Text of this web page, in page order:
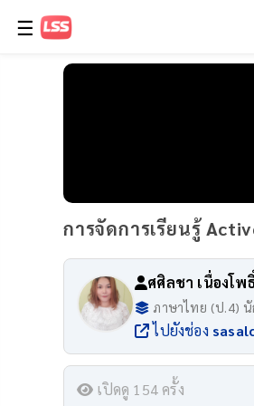
☰
การจัดการเรียนรู้
ศศิลชา เนื่องโพ
ภาษาไทย (ป.4)
ไปยังช่อง
เปิดดู 154 ครั้ง